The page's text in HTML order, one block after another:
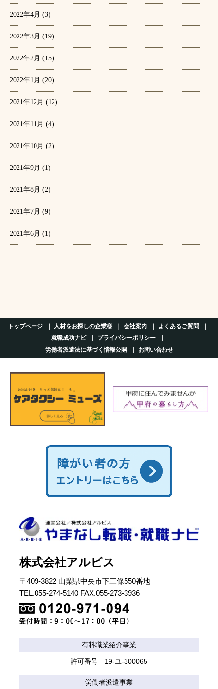
2022年4月 (3)
2022年3月 (19)
2022年2月 (15)
2022年1月 (20)
2021年12月 (12)
2021年11月 (4)
2021年10月 (2)
2021年9月 (1)
2021年8月 (2)
2021年7月 (9)
2021年6月 (1)
トップページ 人材をお探しの企業様 会社案内
よくあるご質問
就職成功ナビ
プライバシーポリシー
労働者派遣法に基づく情報公開
お問い合わせ
株式会社アルビス
〒409-3822 山梨県中央市下三條550番地
TEL.055-274-5140 FAX.055-273-3936
有料職業紹介事業
許可番号 19-ユ-300065
労働者派遣事業